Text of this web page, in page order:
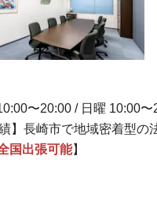
〜20:00 / 日曜 10:00
】 長崎市で地域密着型の
国出張可能】